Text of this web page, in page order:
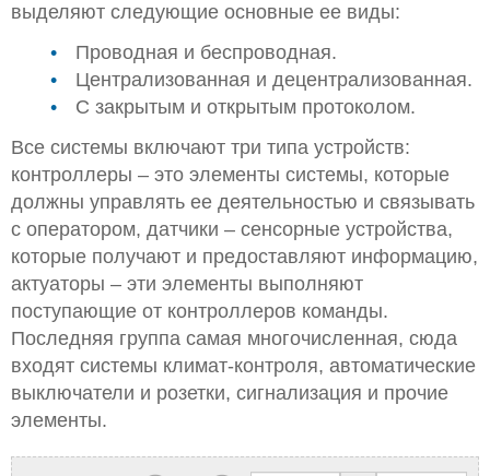
выделяют следующие основные ее виды:
Проводная и беспроводная.
Централизованная и децентрализованная.
С закрытым и открытым протоколом.
Все системы включают три типа устройств:
контроллеры – это элементы системы, которые
должны управлять ее деятельностью и связывать
с оператором, датчики – сенсорные устройства,
которые получают и предоставляют информацию,
актуаторы – эти элементы выполняют
поступающие от контроллеров команды.
Последняя группа самая многочисленная, сюда
входят системы климат-контроля, автоматические
выключатели и розетки, сигнализация и прочие
элементы.